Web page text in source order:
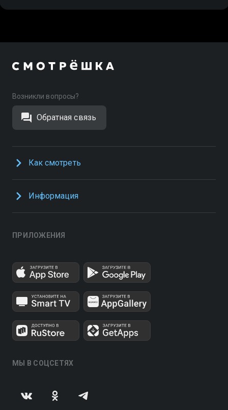
Возникли вопросы?
Обратная связь
Как смотреть
Информация
ПРИЛОЖЕНИЯ
МЫ В СОЦСЕТЯХ